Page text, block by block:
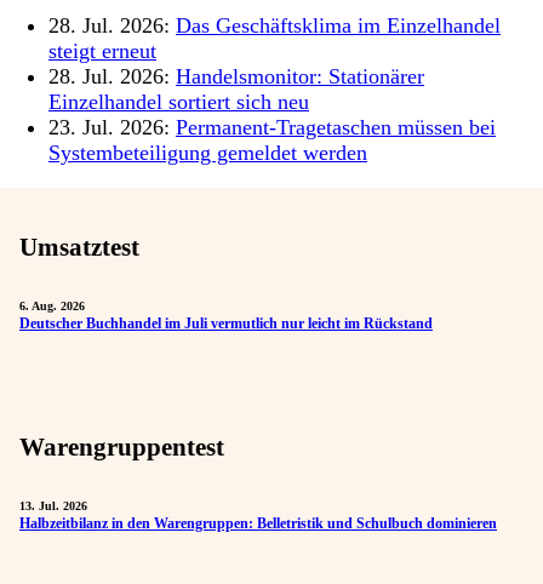
28. Jul. 2026: Das Geschäftsklima im Einzelhandel
steigt erneut
28. Jul. 2026: Handelsmonitor: Stationärer
Einzelhandel sortiert sich neu
23. Jul. 2026: Permanent-Tragetaschen müssen bei
Systembeteiligung gemeldet werden
Umsatztest
6. Aug. 2026
Deutscher Buchhandel im Juli vermutlich nur leicht im Rückstand
Warengruppentest
13. Jul. 2026
Halbzeitbilanz in den Warengruppen: Belletristik und Schulbuch dominieren